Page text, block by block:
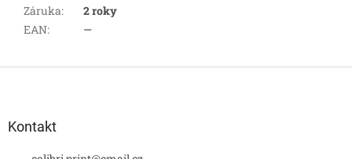
Záruka:
2 roky
EAN: —
Kontakt